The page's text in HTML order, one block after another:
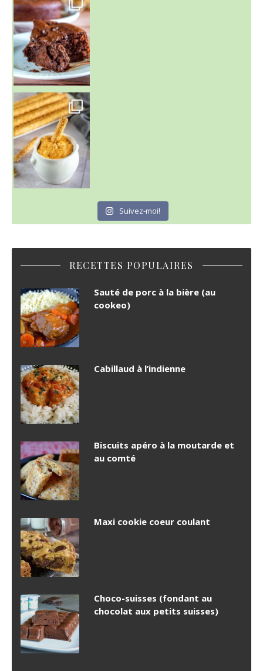
C'est lundi
Suivez-moi!
RECETTES POPULAIRES
Sauté de porc à la bière (au
cookeo)
Cabillaud à l’indienne
Biscuits apéro à la moutarde et
au comté
Maxi cookie coeur coulant
Choco-suisses (fondant au
chocolat aux petits suisses)